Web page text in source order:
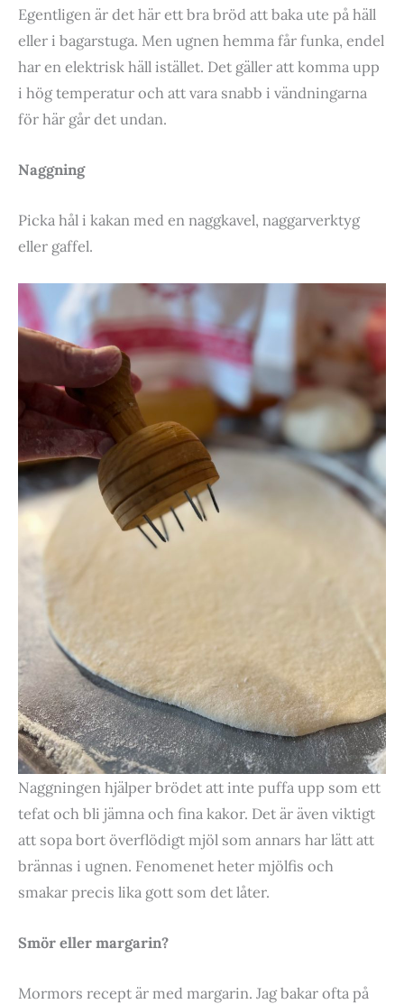
Egentligen är det här ett bra bröd att baka ute på häll
eller i bagarstuga. Men ugnen hemma får funka, endel
har en elektrisk häll istället. Det gäller att komma upp
i hög temperatur och att vara snabb i vändningarna
för här går det undan.
Naggning
Picka hål i kakan med en naggkavel, naggarverktyg
eller gaffel.
Naggningen hjälper brödet att inte puffa upp som ett
tefat och bli jämna och fina kakor. Det är även viktigt
att sopa bort överflödigt mjöl som annars har lätt att
brännas i ugnen. Fenomenet heter mjölfis och
smakar precis lika gott som det låter.
Smör eller margarin?
Mormors recept är med margarin. Jag bakar ofta på